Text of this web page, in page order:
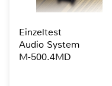
Einzeltest
Audio System
M-500.4MD